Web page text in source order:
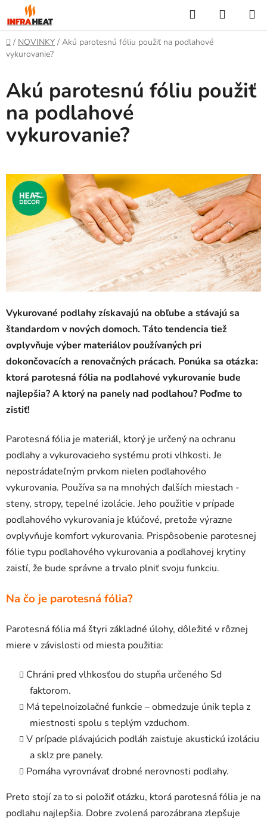
Prejsť
na
obsah
Hľadať
KOŠÍK
Domov
/ NOVINKY / Akú parotesnú fóliu použiť na podlahové
vykurovanie?
Akú parotesnú fóliu použiť
na podlahové
vykurovanie?
Vykurované podlahy získavajú na obľube a stávajú sa
štandardom v nových domoch. Táto tendencia tiež
ovplyvňuje výber materiálov používaných pri
dokončovacích a renovačných prácach. Ponúka sa otázka:
ktorá parotesná fólia na podlahové vykurovanie bude
najlepšia? A ktorý na panely nad podlahou? Poďme to
zistiť!
Parotesná fólia je materiál, ktorý je určený na ochranu
podlahy a vykurovacieho systému proti vlhkosti. Je
nepostrádateľným prvkom nielen podlahového
vykurovania. Používa sa na mnohých ďalších miestach -
steny, stropy, tepelné izolácie. Jeho použitie v prípade
podlahového vykurovania je kľúčové, pretože výrazne
ovplyvňuje komfort vykurovania. Prispôsobenie parotesnej
fólie typu podlahového vykurovania a podlahovej krytiny
zaistí, že bude správne a trvalo plniť svoju funkciu.
Na čo je parotesná fólia?
Parotesná fólia má štyri základné úlohy, dôležité v rôznej
miere v závislosti od miesta použitia:
Chráni pred vlhkosťou do stupňa určeného Sd
faktorom.
Má tepelnoizolačné funkcie – obmedzuje únik tepla z
miestnosti spolu s teplým vzduchom.
V prípade plávajúcich podláh zaisťuje akustickú izoláciu
a sklz pre panely.
Pomáha vyrovnávať drobné nerovnosti podlahy.
Preto stojí za to si položiť otázku, ktorá parotesná fólia je na
podlahu najlepšia. Dobre zvolená parozábrana zlepšuje